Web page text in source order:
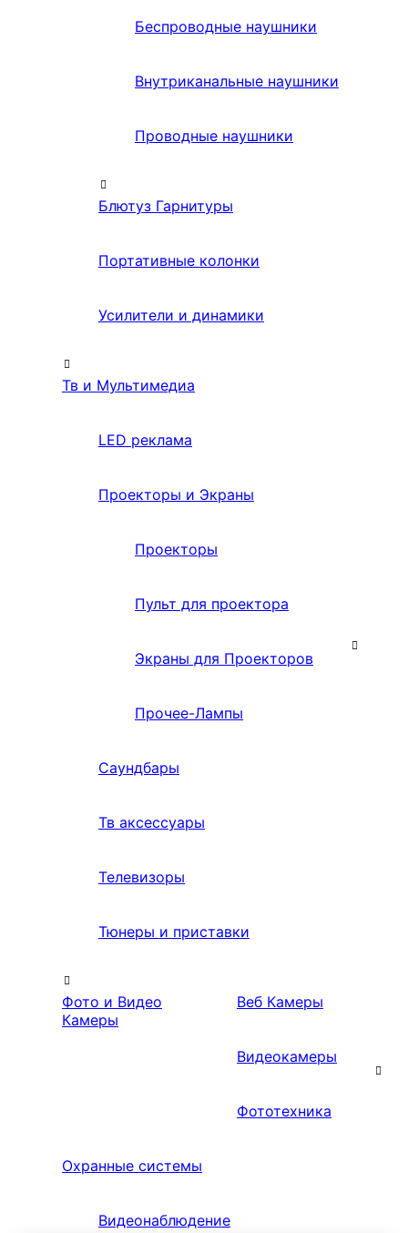
Беспроводные наушники
Внутриканальные наушники
Проводные наушники
Блютуз Гарнитуры
Портативные колонки
Усилители и динамики
Тв и Мультимедиа
LED реклама
Проекторы и Экраны
Проекторы
Пульт для проектора
Экраны для Проекторов
Прочее-Лампы
Саундбары
Тв аксессуары
Телевизоры
Тюнеры и приставки
Фото и Видео
Камеры
Веб Камеры
Видеокамеры
Фототехника
Охранные системы
Видеонаблюдение